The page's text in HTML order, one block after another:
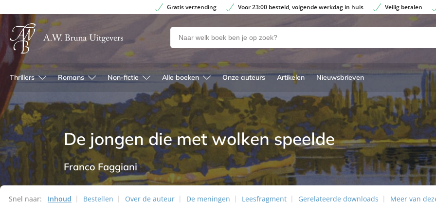
Gratis verzending Voor 23:00 besteld, volgende werkdag in huis Veilig betalen
Zoeken
naar
auteurs
en
uitgevers
Thrillers Romans Non-fictie Alle boeken Onze auteurs Artikelen Nieuwsbrieven
De jongen die met wolken speelde
Franco Faggiani
Snel naar: Inhoud Bestellen Over de auteur De meningen Leesfragment Gerelateerde downloads Meer van